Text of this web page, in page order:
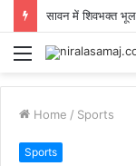
Menu
Home / Sports
Sports